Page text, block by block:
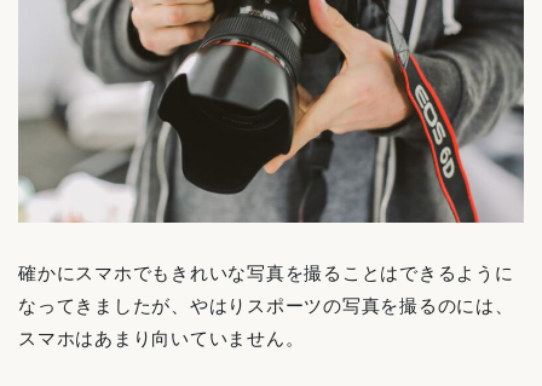
確かにスマホでもきれいな写真を撮ることはできるように
なってきましたが、やはりスポーツの写真を撮るのには、
スマホはあまり向いていません。